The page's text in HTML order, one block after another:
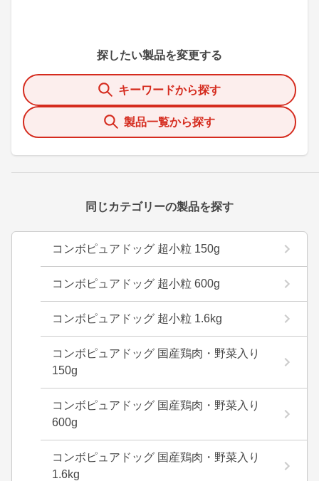
探したい製品を変更する
キーワードから探す
製品一覧から探す
同じカテゴリーの製品を探す
コンボピュアドッグ 超小粒 150g
コンボピュアドッグ 超小粒 600g
コンボピュアドッグ 超小粒 1.6kg
コンボピュアドッグ 国産鶏肉・野菜入り
150g
コンボピュアドッグ 国産鶏肉・野菜入り
600g
コンボピュアドッグ 国産鶏肉・野菜入り
1.6kg